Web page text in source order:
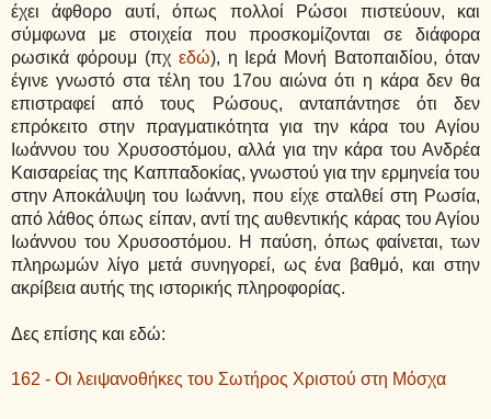
έχει άφθορο αυτί, όπως πολλοί Ρώσοι πιστεύουν, και
σύμφωνα με στοιχεία που προσκομίζονται σε διάφορα
ρωσικά φόρουμ (πχ εδώ), η Ιερά Μονή Βατοπαιδίου, όταν
έγινε γνωστό στα τέλη του 17ου αιώνα ότι η κάρα δεν θα
επιστραφεί από τους Ρώσους, ανταπάντησε ότι δεν
επρόκειτο στην πραγματικότητα για την κάρα του Αγίου
Ιωάννου του Χρυσοστόμου, αλλά για την κάρα του Ανδρέα
Καισαρείας της Καππαδοκίας, γνωστού για την ερμηνεία του
στην Αποκάλυψη του Ιωάννη, που είχε σταλθεί στη Ρωσία,
από λάθος όπως είπαν, αντί της αυθεντικής κάρας του Αγίου
Ιωάννου του Χρυσοστόμου. Η παύση, όπως φαίνεται, των
πληρωμών λίγο μετά συνηγορεί, ως ένα βαθμό, και στην
ακρίβεια αυτής της ιστορικής πληροφορίας.
Δες επίσης και εδώ:
162 - Οι λειψανοθήκες του Σωτήρος Χριστού στη Μόσχα